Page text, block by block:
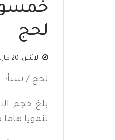
خمسون
لحج
الاثنين, 20 مارس 2006 - 09:00 م
لحج / سبأ:
بلغ حجم
تنمويا